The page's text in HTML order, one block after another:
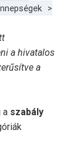
>
a hivatalos
a
a szabály